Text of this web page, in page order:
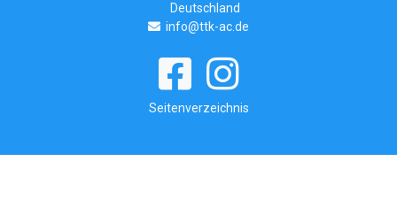
Deutschland
info@ttk-ac.de
Seitenverzeichnis